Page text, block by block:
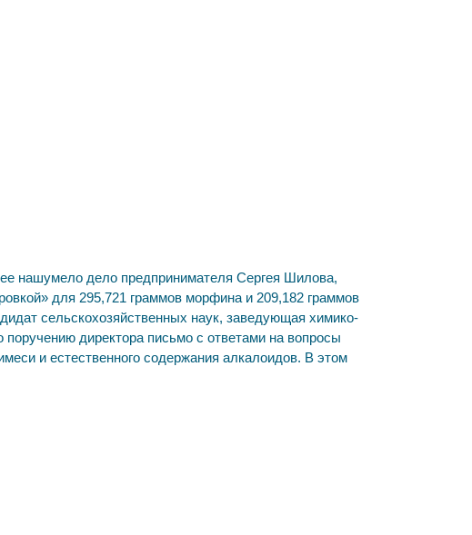
нашумело дело предпринимателя Сергея Шилова,
для 295,721 граммов морфина и 209,182 граммов
сельскохозяйственных наук, заведующая химико-
директора письмо с ответами на вопросы
и естественного содержания алкалоидов. В этом